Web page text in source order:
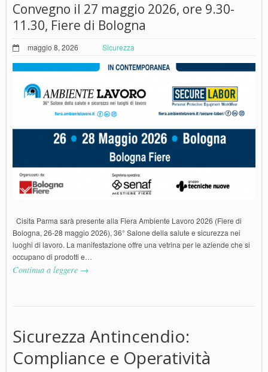
Convegno il 27 maggio 2026, ore 9.30-
11.30, Fiere di Bologna
maggio 8, 2026 Sicurezza
Cisita Parma sarà presente alla Fiera Ambiente Lavoro 2026 (Fiere di
Bologna, 26-28 maggio 2026), 36° Salone della salute e sicurezza nei
luoghi di lavoro. La manifestazione offre una vetrina per le aziende che si
occupano di prodotti e…
Continua a leggere →
Sicurezza Antincendio:
Compliance e Operatività